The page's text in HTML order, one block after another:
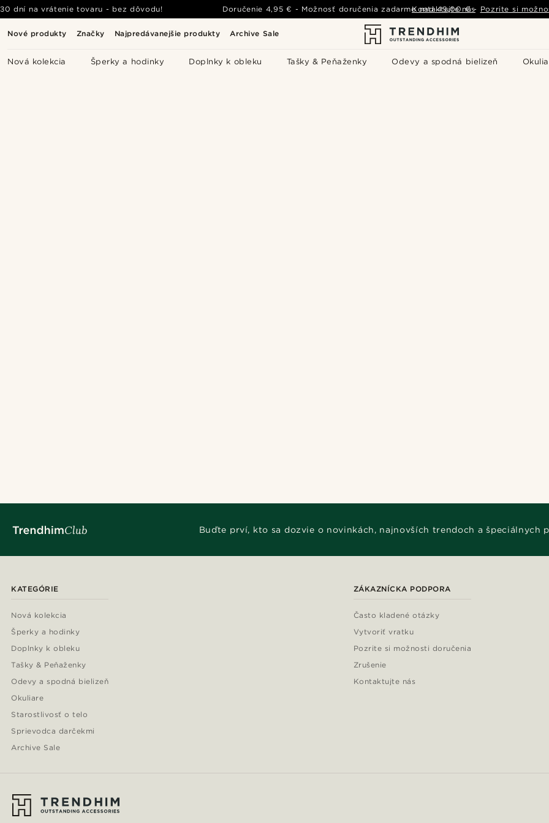
Nové produkty Značky Najpredávanejšie produkty Archive Sale
Nová kolekcia Šperky a hodinky Doplnky k obleku Tašky & Peňaženky Odevy a spodná bielizeň
30 dní na vrátenie tovaru - bez dôvodu! Doručenie 4,95 € - Možnosť doručenia zadarmo nad 49,00 € - Pozrite si
Kontaktujte nás
Buďte prví, kto sa dozvie o novinkách, najnovších trendoch a špeciálnych
KATEGÓRIE
Nová kolekcia
Šperky a hodinky
Doplnky k obleku
Tašky & Peňaženky
Odevy a spodná bielizeň
Okuliare
Starostlivosť o telo
Sprievodca darčekmi
Archive Sale
ZÁKAZNÍCKA PODPORA
Často kladené otázky
Vytvoriť vratku
Pozrite si možnosti doručenia
Zrušenie
Kontaktujte nás